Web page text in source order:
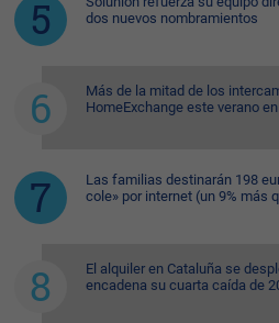
dos nuevos nombramientos
Más de la mitad de los
HomeExchange este verano
Las familias destinarán 198
cole» por internet (un 9% más
El alquiler en Cataluña se
encadena su cuarta caída de